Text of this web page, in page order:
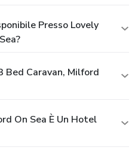
Presso Lovely
Bed Caravan, Milford
On Sea È Un Hotel